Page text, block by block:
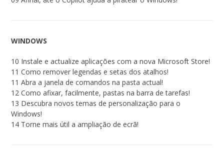
WINDOWS
10 Instale e actualize aplicações com a nova Microsoft Store!
11 Como remover legendas e setas dos atalhos!
11 Abra a janela de comandos na pasta actual!
12 Como afixar, facilmente, pastas na barra de tarefas!
13 Descubra novos temas de personalização para o
Windows!
14 Torne mais útil a ampliação de ecrã!